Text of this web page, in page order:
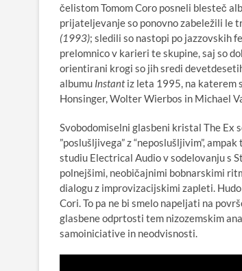
čelistom Tomom Coro posneli blesteč
prijateljevanje so ponovno zabeležili le
(1993); sledili so nastopi po jazzovskih
prelomnico v karieri te skupine, saj so
orientirani krogi so jih sredi
albumu Instantiz leta 1995, na katerem
Honsinger, Wolter Wierbos in Michael
Svobodomiselni glasbeni kristal The Ex
”poslušljivega” z “neposlušljivim”,
studiu Electrical Audio v sodelovanju s
polnejšimi, neobičajnimi bobnarskimi
dialogu z improvizacijskimi zapleti.
Cori. To pa ne bi smelo napeljati na
glasbene odprtosti tem nizozemskim
samoiniciative in neodvisnosti.